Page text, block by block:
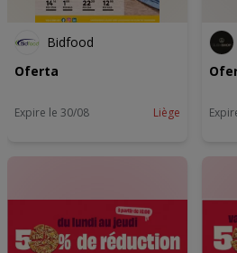
Bidfood
Oferta
Expire le 30/08 Liège